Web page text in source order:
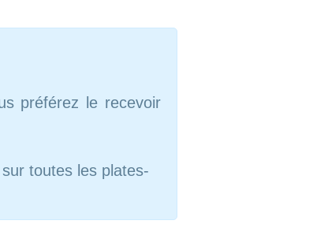
préférez le recevoir
toutes les plates-